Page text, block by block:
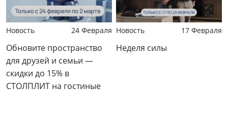
Новость 24 Февраля
Обновите пространство
для друзей и семьи —
скидки до 15% в
СТОЛПЛИТ на гостиные
Новость 17 Февраля
Неделя силы